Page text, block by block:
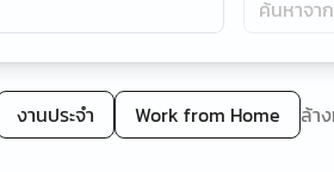
งานประจำ Work from Home ล้า